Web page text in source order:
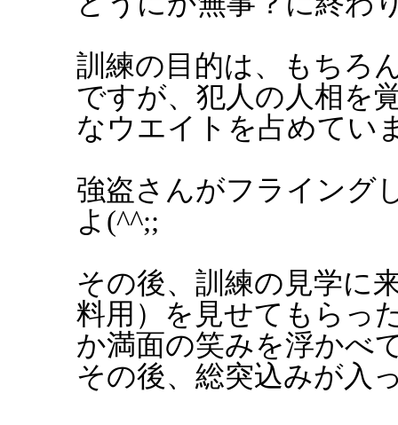
訓練の目的は、もちろ
ですが、犯人の人相を
なウエイトを占めてい
強盗さんがフライング
よ(^^;;
その後、訓練の見学に
料用）を見せてもらっ
か満面の笑みを浮かべ
その後、総突込みが入